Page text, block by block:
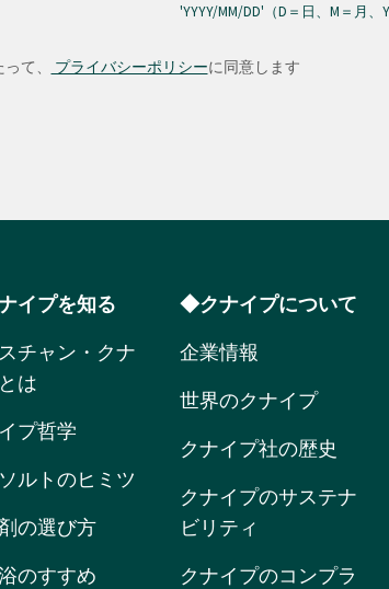
'YYYY/MM/DD'（D＝日、M＝月、Y
て、 プライバシーポリシーに同意します
イプを知る
チャン・クナ
は
プ哲学
ルトのヒミツ
の選び方
のすすめ
◆クナイプについて
企業情報
世界のクナイプ
クナイプ社の歴史
クナイプのサステナ
ビリティ
クナイプのコンプラ